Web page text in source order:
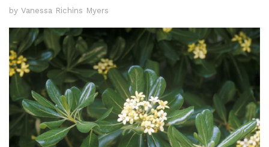
by Vanessa Richins Myers